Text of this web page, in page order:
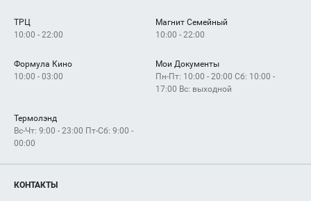
Как добраться
ТРЦ
10:00 - 22:00
Магнит Семейный
10:00 - 22:00
Формула Кино
10:00 - 03:00
Мои Документы
Пн-Пт: 10:00 - 20:00 Сб: 10:00 -
17:00 Вс: выходной
Термолэнд
Вс-Чт: 9:00 - 23:00 Пт-Сб: 9:00 -
00:00
КОНТАКТЫ